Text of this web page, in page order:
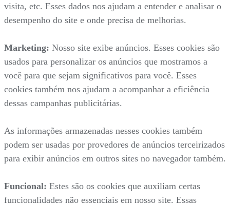
visita, etc. Esses dados nos ajudam a entender e analisar o
desempenho do site e onde precisa de melhorias.
Marketing: Nosso site exibe anúncios. Esses cookies são
usados para personalizar os anúncios que mostramos a
você para que sejam significativos para você. Esses
cookies também nos ajudam a acompanhar a eficiência
dessas campanhas publicitárias.
As informações armazenadas nesses cookies também
podem ser usadas por provedores de anúncios terceirizados
para exibir anúncios em outros sites no navegador também.
Funcional: Estes são os cookies que auxiliam certas
funcionalidades não essenciais em nosso site. Essas